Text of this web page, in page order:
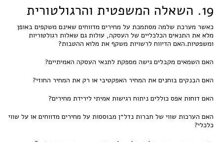
19. השאלה המשפטית והרגולטורית
כאשר מערכת שלמה מסתמכת על מחירים מדווחים שאינם משקפים באופן
מלא את התנאים הכלכליים של העסקה, עולות גם שאלות רגולטוריות
ומשפטיות.האם הדיווח לרשויות משקף את מלוא ההטבות?
האם השמאים מקבלים גישה מספקת לתנאי העסקה האמיתיים?
האם הבנקים בוחנים את המחיר האפקטיבי או רק את המחיר החוזי?
האם דוחות אפס כוללים ניתוח רגישות אמיתי לירידת מחירים?
האם הערכות שווי של חברות נדל״ן מבוססות על מחירים מדווחים או על שווי
כלכלי?